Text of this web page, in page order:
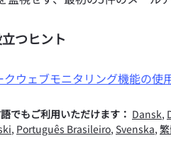
つヒント
クウェブモニタリング機能の使
でもご利用いただけます： Dansk,
, Português Brasileiro, Svenska,